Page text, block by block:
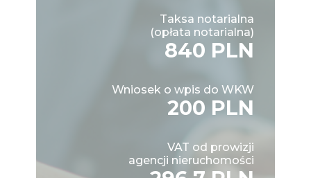
Taksa notarialna
(opłata notarialna)
840 PLN
Wniosek o wpis do WKW
200 PLN
VAT od prowizji
agencji nieruchomości